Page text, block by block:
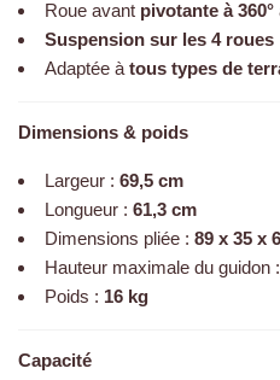
Roue avant pivotante à 360°
Suspension sur les 4 roues
Adaptée à tous types de
Dimensions & poids
Largeur : 69,5 cm
Longueur : 61,3 cm
Dimensions pliée : 89 x 35 x
Hauteur maximale du guidon :
Poids : 16 kg
Capacité